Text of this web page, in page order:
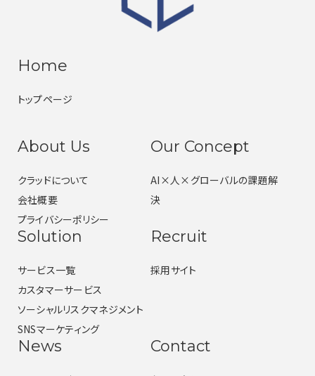
Home
トップページ
About Us
クラッドについて
会社概要
プライバシーポリシー
Our Concept
AI×人×グローバルの課題解
決
Solution
サービス一覧
カスタマーサービス
ソーシャルリスクマネジメント
SNSマーケティング
Recruit
採用サイト
News Contact